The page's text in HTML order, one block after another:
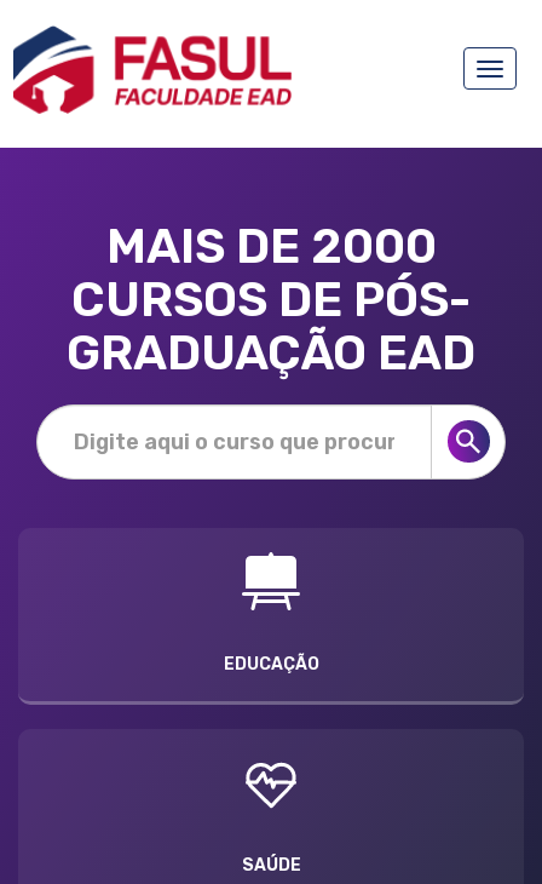
Toggle
MAIS DE 2000
CURSOS DE PÓS-
GRADUAÇÃO EAD
EDUCAÇÃO
SAÚDE